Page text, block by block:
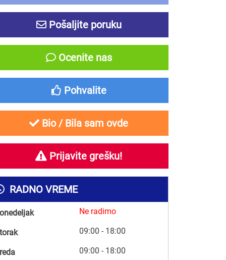
Pošaljite poruku
Ocenite nas
Pohvalite
Bio / Bila sam ovde
Prijavite grešku!
RADNO VREME
Ne radimo
09:00 - 18:00
09:00 - 18:00